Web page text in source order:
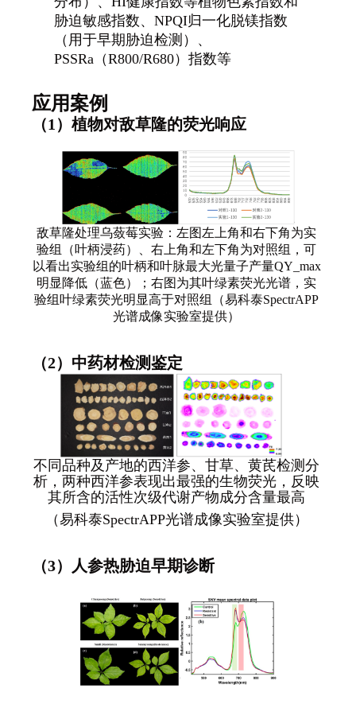
胁迫敏感指数、NPQI归一化脱镁指数
（用于早期胁迫检测）、
PSSRa（R800/R680）指数等
应用案例
（1 ）植物对敌草隆的荧光响应
敌草隆处理乌蔹莓实验：左图左上角和右下角为实
验组（叶柄浸药）、右上角和左下角为对照组，可
以看出实验组的叶柄和叶脉最大光量子产量QY_max
明显降低（蓝色）；右图为其叶绿素荧光光谱，实
验组叶绿素荧光明显高于对照组（易科泰SpectrAPP
光谱成像实验室提供）
（2）中药材检测鉴定
不同品种及产地的西洋参、甘草、黄芪检测分
析 ，两种西洋参表现出最强的生物荧光，反映
其所含的活性次级代谢产物成分含量最高
（易科泰SpectrAPP光谱成像实验室提供）
（3）人参热胁迫早期诊断